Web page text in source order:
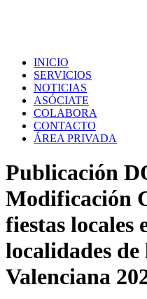
INICIO
SERVICIOS
NOTICIAS
ASÓCIATE
COLABORA
CONTACTO
ÁREA PRIVADA
Publicación
Modificación
fiestas locales
localidades
Valenciana